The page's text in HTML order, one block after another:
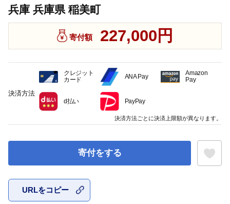
兵庫 兵庫県 稲美町
寄付額 227,000円
寄付をする
URLをコピー
決済方法
クレジット
カード
ANA Pay
Amazon
Pay
d払い PayPay
決済方法ごとに決済上限額が異なります。